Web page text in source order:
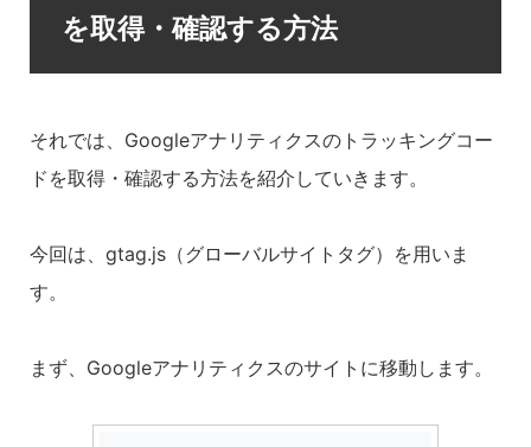
を取得・確認する方法
それでは、Googleアナリティクスのトラッキングコー
ドを取得・確認する方法を紹介していきます。
今回は、gtag.js（グローバルサイトタグ）を用いま
す。
まず、Googleアナリティクスのサイトに移動します。